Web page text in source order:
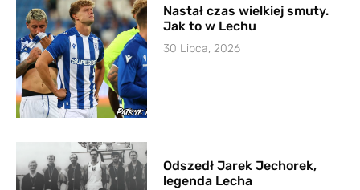
Nastał czas wielkiej smuty.
Jak to w Lechu
30 Lipca, 2026
Odszedł Jarek Jechorek,
legenda Lecha